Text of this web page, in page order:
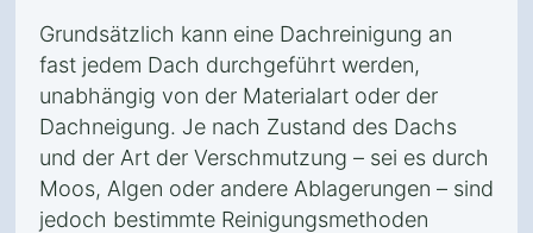
Grundsätzlich kann eine Dachreinigung an
fast jedem Dach durchgeführt werden,
unabhängig von der Materialart oder der
Dachneigung. Je nach Zustand des Dachs
und der Art der Verschmutzung – sei es durch
Moos, Algen oder andere Ablagerungen – sind
jedoch bestimmte Reinigungsmethoden